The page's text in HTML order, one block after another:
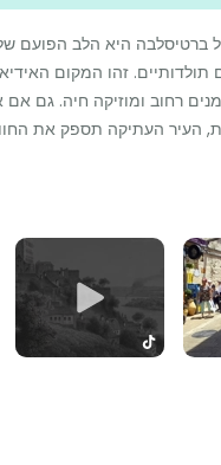
ברטיסלבה היא הלב הפועם
תולדותיים. זהו המקום
רחוב ומוזיקה חיה. גם
העיר העתיקה תספק את